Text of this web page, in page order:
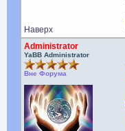
Наверх
Administrator
YaBB Administrator
Вне Форума